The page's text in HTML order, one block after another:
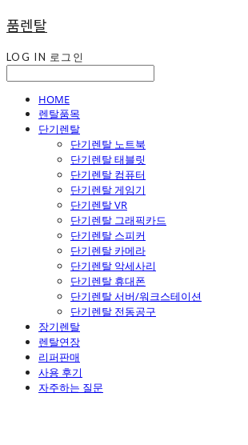
품렌탈
LOG IN 로그인
HOME
렌탈품목
단기렌탈
단기렌탈 노트북
단기렌탈 태블릿
단기렌탈 컴퓨터
단기렌탈 게임기
단기렌탈 VR
단기렌탈 그래픽카드
단기렌탈 스피커
단기렌탈 카메라
단기렌탈 악세사리
단기렌탈 휴대폰
단기렌탈 서버/워크스테이션
단기렌탈 전동공구
장기렌탈
렌탈연장
리퍼판매
사용 후기
자주하는 질문